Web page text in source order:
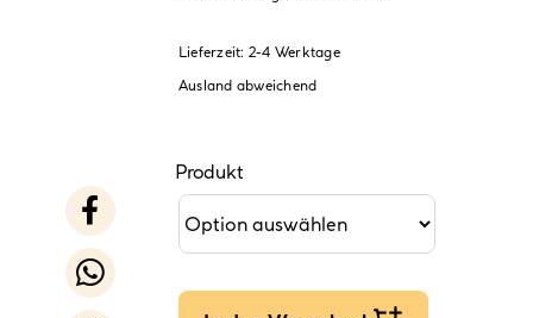
Lieferzeit: 2-4 Werktage
Ausland abweichend
Produkt